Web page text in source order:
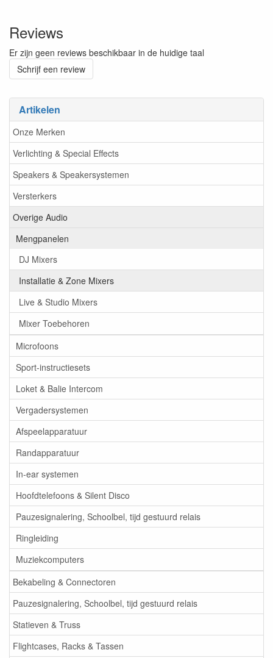
Artikelen
Onze Merken
Verlichting & Special Effects
Speakers & Speakersystemen
Versterkers
Overige Audio
Mengpanelen
DJ Mixers
Installatie & Zone Mixers
Live & Studio Mixers
Mixer Toebehoren
Microfoons
Sport-instructiesets
Loket & Balie Intercom
Vergadersystemen
Afspeelapparatuur
Randapparatuur
In-ear systemen
Hoofdtelefoons & Silent Disco
Pauzesignalering, Schoolbel, tijd gestuurd relais
Ringleiding
Muziekcomputers
Bekabeling & Connectoren
Pauzesignalering, Schoolbel, tijd gestuurd relais
Statieven & Truss
Flightcases, Racks & Tassen
Reviews
Er zijn geen reviews beschikbaar in de huidige taal
Schrijf een review